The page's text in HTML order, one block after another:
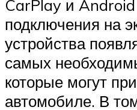
CarPlay и
подключения на
устройства
самых
которые могут
автомобиле. В